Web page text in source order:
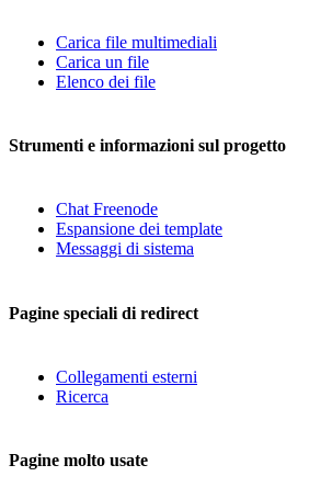
Carica file multimediali
Carica un file
Elenco dei file
Strumenti e informazioni sul progetto
Chat Freenode
Espansione dei template
Messaggi di sistema
Pagine speciali di redirect
Collegamenti esterni
Ricerca
Pagine molto usate